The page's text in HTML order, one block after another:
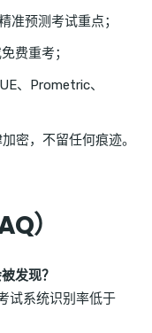
准预测考试重点；
费重考；
、Prometric、
密，不留任何痕迹。
）
发现？
试系统识别率低于